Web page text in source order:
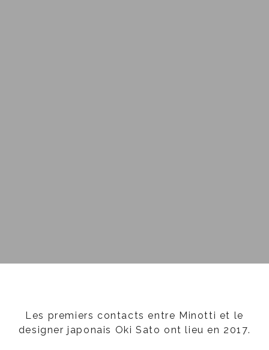
Les premiers contacts entre Minotti et le
designer japonais Oki Sato ont lieu en 2017.